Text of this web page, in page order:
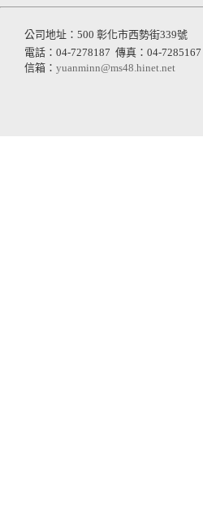
公司地址：500 彰化市西勢街339號
電話：04-7278187 傳真：04-7285167
信箱： yuanminn@ms48.hinet.net